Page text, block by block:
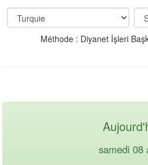
Méthode : Diyanet İşleri
samedi 08